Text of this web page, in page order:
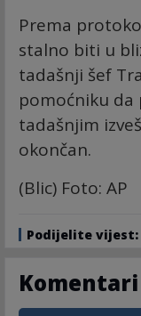
Prema
stalno biti u
tadašnji šef
pomoćniku da
tadašnjim
okončan.
(Blic) Foto: AP
Podijelite vijest:
Komentari